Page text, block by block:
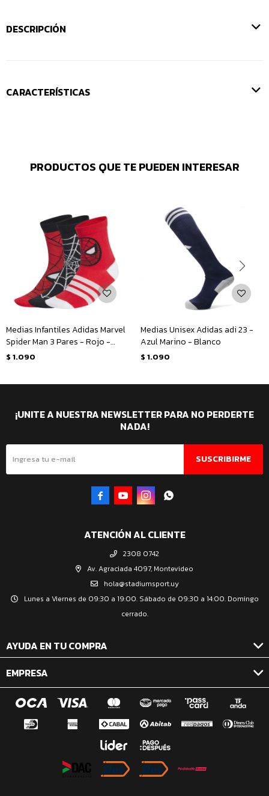
DESCRIPCIÓN
CARACTERÍSTICAS
PRODUCTOS QUE TE PUEDEN INTERESAR
Medias Infantiles Adidas Marvel
Spider Man 3 Pares - Rojo -
Negro - Blanco
$ 1.090
Medias Unisex Adidas adi 23 -
Azul Marino - Blanco
$ 1.090
ATENCIÓN AL CLIENTE
2308 0742
Av. Agraciada 4097, Montevideo
hola@stadiumsport.uy
Lunes a Viernes de 09:30 a 19:00. Sábado de 09:30 a 14:00. Domingo
cerrado.
AYUDA EN TU COMPRA
EMPRESA
¡UNITE A NUESTRA NEWSLETTER PARA NO PERDERTE
NADA!
SUSCRIBIRME
   